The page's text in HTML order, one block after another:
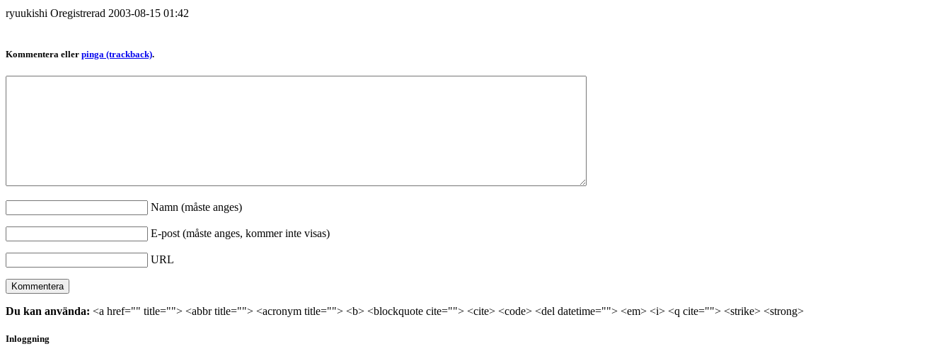
ryuukishi Oregistrerad 2003-08-15 01:42
Kommentera eller pinga (trackback).
Namn (måste anges)
E-post (måste anges, kommer inte visas)
URL
Du kan använda: <a href="" title=""> <abbr title=""> <acronym title=""> <b> <blockquote cite=""> <cite> <code> <del datetime=""> <em> <i> <q cite=""> <strike> <strong>
Inloggning